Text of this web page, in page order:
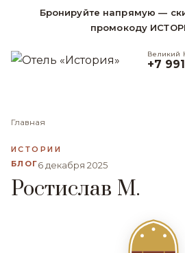
Бронируйте напрямую —
промокоду
Великий
+7
Главная
ИСТОРИИ
БЛОГ6 декабря 2025
Ростислав М.